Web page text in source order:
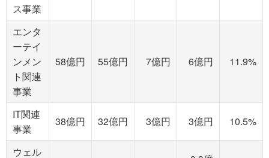
ス事業
エンタ
ーテイ
ンメン
ト関連
事業
58億円 55億円 7億円 6億円 11.9%
IT関連
事業
38億円 32億円 3億円 3億円 10.5%
ウェル